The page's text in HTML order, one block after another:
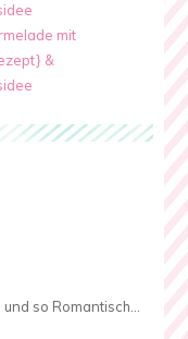
mit
&
so Romantisch…